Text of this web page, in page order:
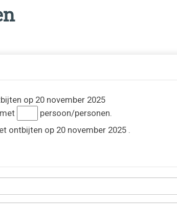
op 20 november 2025
persoon/personen.
ontbijten op 20 november 2025 .